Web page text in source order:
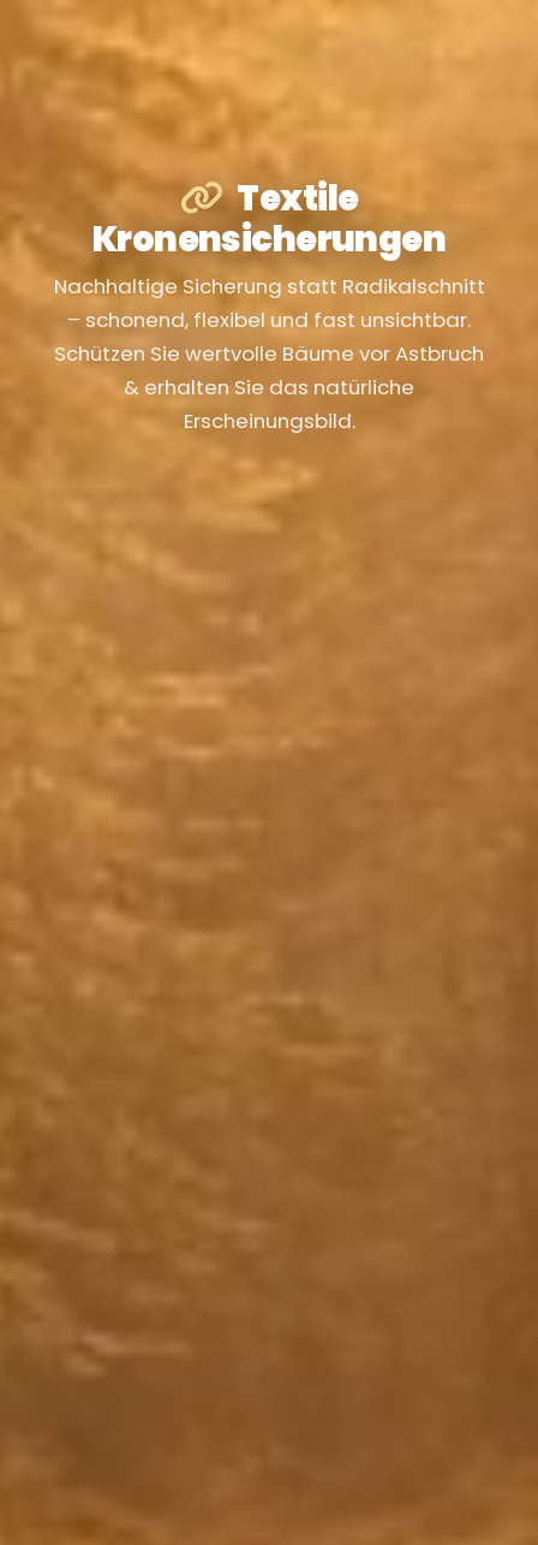
Textile
Kronensicherungen
Nachhaltige Sicherung statt Radikalschnitt
– schonend, flexibel und fast unsichtbar.
Schützen Sie wertvolle Bäume vor Astbruch
& erhalten Sie das natürliche
Erscheinungsbild.